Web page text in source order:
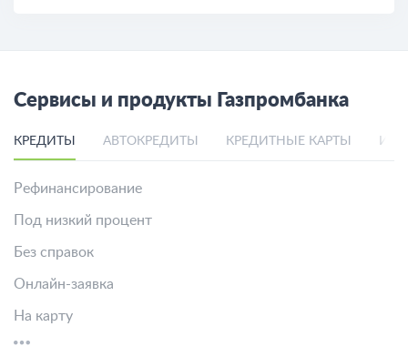
Сервисы и продукты Газпромбанка
КРЕДИТЫ АВТОКРЕДИТЫ КРЕДИТНЫЕ КАРТЫ
Рефинансирование
Под низкий процент
Без справок
Онлайн-заявка
На карту